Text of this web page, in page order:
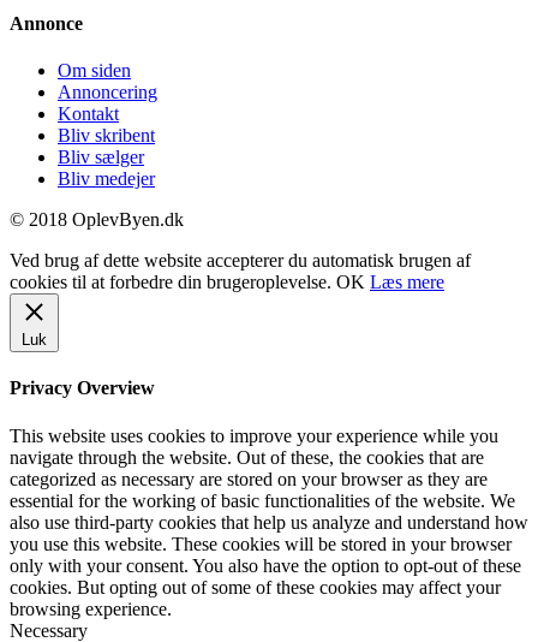
Annonce
Om siden
Annoncering
Kontakt
Bliv skribent
Bliv sælger
Bliv medejer
© 2018 OplevByen.dk
Ved brug af dette website accepterer du automatisk brugen af
cookies til at forbedre din brugeroplevelse. OK Læs mere
Luk
Privacy Overview
This website uses cookies to improve your experience while you
navigate through the website. Out of these, the cookies that are
categorized as necessary are stored on your browser as they are
essential for the working of basic functionalities of the website. We
also use third-party cookies that help us analyze and understand how
you use this website. These cookies will be stored in your browser
only with your consent. You also have the option to opt-out of these
cookies. But opting out of some of these cookies may affect your
browsing experience.
Necessary